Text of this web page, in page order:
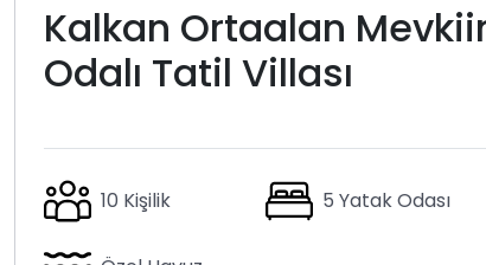
Kalkan Ortaalan
Odalı Tatil Villası
10 Kişilik 5 Yatak Odası